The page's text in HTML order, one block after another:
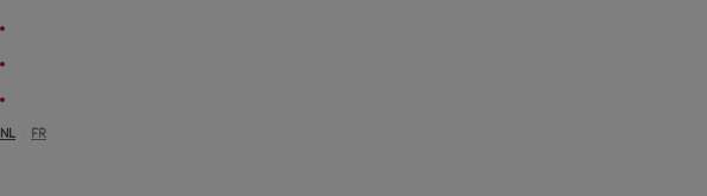
NL FR